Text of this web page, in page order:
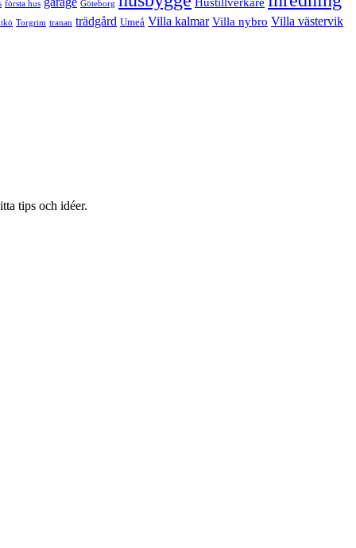
första hus Göteborg
Torgrim tranan trädgård Umeå Villa kalmar Villa nybro Villa västervik
tips och idéer.